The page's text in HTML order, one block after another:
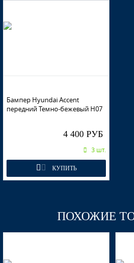
Бампер Hyundai Accent
передний Темно-бежевый H07
4 400 РУБ
3 шт.
КУПИТЬ
ПОХОЖИЕ